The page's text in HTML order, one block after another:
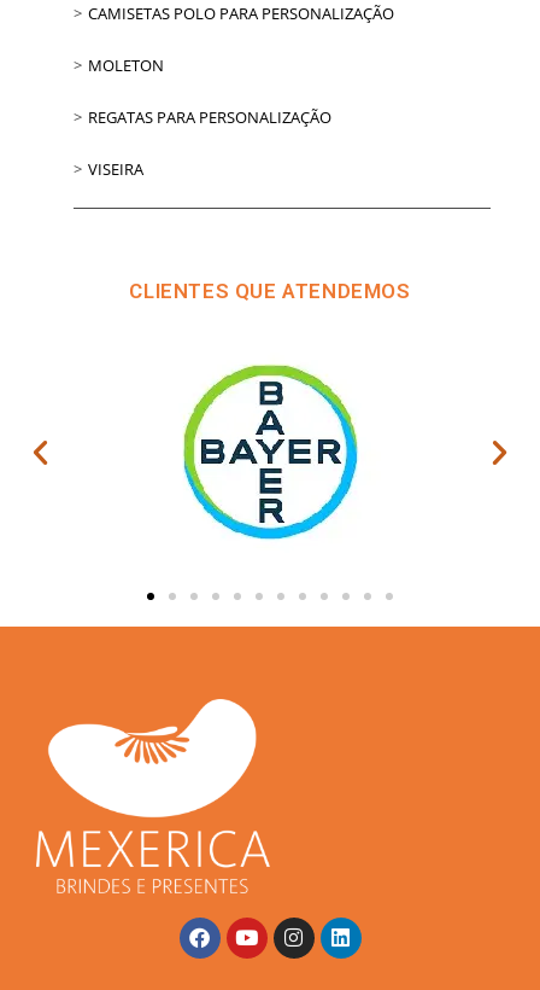
CAMISETAS POLO PARA PERSONALIZAÇÃO
MOLETON
REGATAS PARA PERSONALIZAÇÃO
VISEIRA
CLIENTES QUE ATENDEMOS